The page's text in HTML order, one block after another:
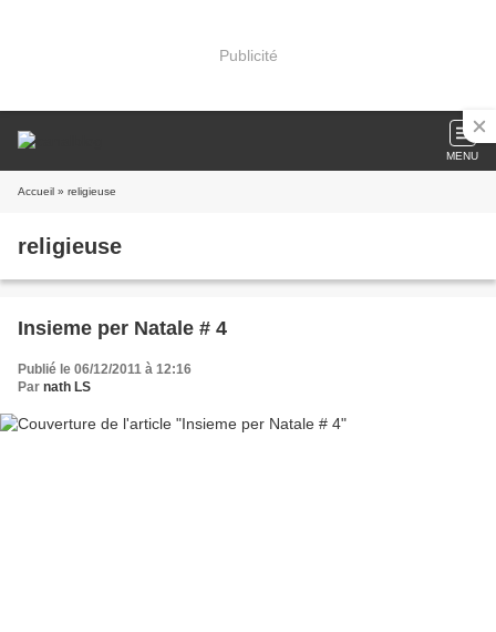
Publicité
MENU
Accueil » religieuse
religieuse
Insieme per Natale # 4
Publié le 06/12/2011 à 12:16
Par nath LS